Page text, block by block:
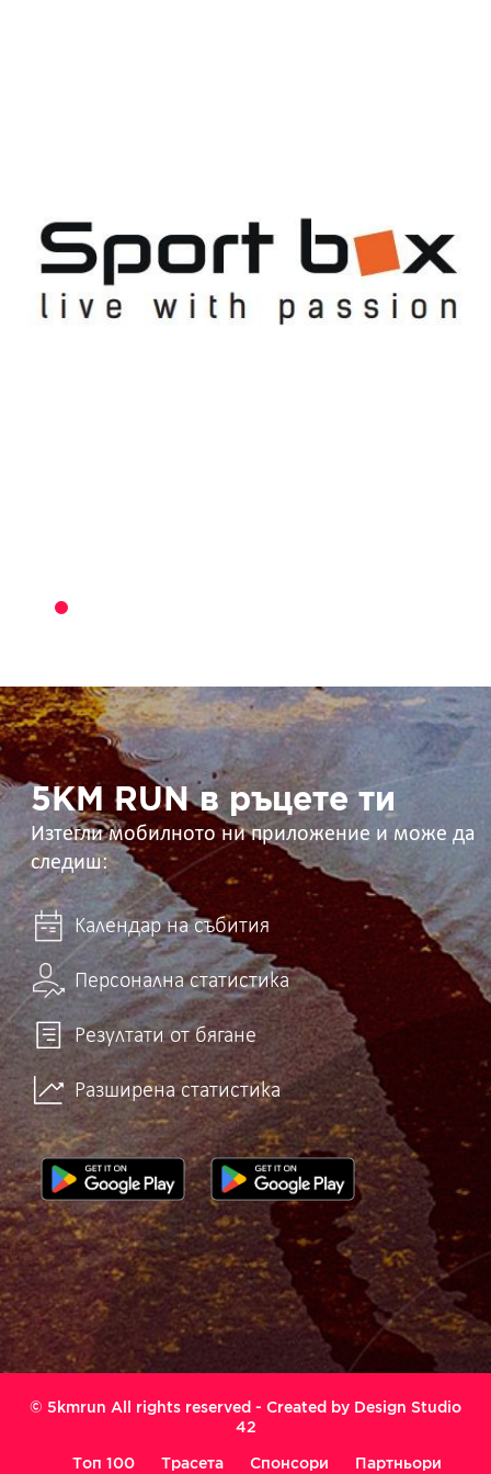
5KM
RUN
в
ръцете
ти 5KM RUN в ръцете ти
Изтегли мобилното ни приложение и може да
следиш:
Календар на събития
Персонална статистика
Резултати от бягане
Разширена статистика
© 5kmrun All rights reserved - Created by Design Studio
42
Топ 100 Трасета Спонсори Партньори